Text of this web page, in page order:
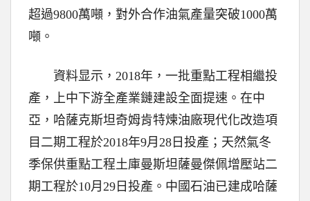
超過9800萬噸，對外合作油氣產量突破1000萬
噸。
資料显示，2018年，一批重點工程相繼投
產，上中下游全產業鏈建設全面提速。在中
亞，哈薩克斯坦奇姆肯特煉油廠現代化改造項
目二期工程於2018年9月28日投產；天然氣冬
季保供重點工程土庫曼斯坦薩曼傑佩增壓站二
期工程於10月29日投產。中國石油已建成哈薩